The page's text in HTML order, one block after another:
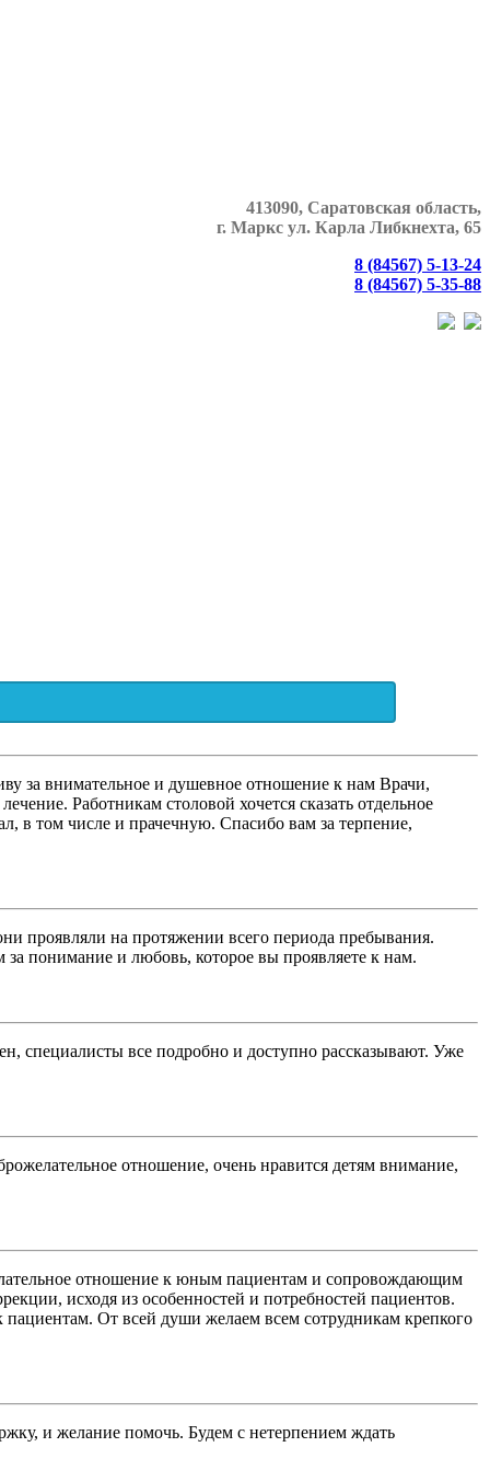
413090, Саратовская область,
г. Маркс ул. Карла Либкнехта, 65
8 (84567) 5-13-24
8 (84567) 5-35-88
за внимательное и душевное отношение к нам Врачи,
Работникам столовой хочется сказать отдельное
в том числе и прачечную. Спасибо вам за терпение,
проявляли на протяжении всего периода пребывания.
понимание и любовь, которое вы проявляете к нам.
специалисты все подробно и доступно рассказывают. Уже
отношение, очень нравится детям внимание,
отношение к юным пациентам и сопровождающим
исходя из особенностей и потребностей пациентов.
От всей души желаем всем сотрудникам крепкого
и желание помочь. Будем с нетерпением ждать